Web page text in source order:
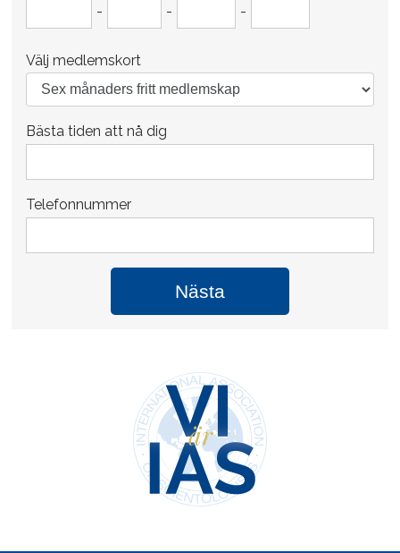
-
- -
Välj medlemskort
Bästa tiden att nå dig
Telefonnummer
Nästa